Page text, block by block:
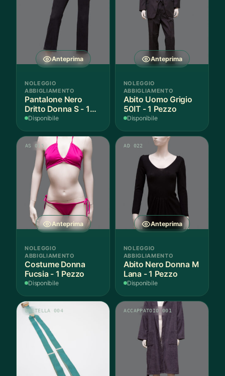
Anteprima
NOLEGGIO
ABBIGLIAMENTO
Pantalone Nero
Dritto Donna S - 1
Paio
Disponibile
Anteprima
NOLEGGIO
ABBIGLIAMENTO
Abito Uomo Grigio
50IT - 1 Pezzo
Disponibile
Anteprima
AS 015
NOLEGGIO
ABBIGLIAMENTO
Costume Donna
Fucsia - 1 Pezzo
Disponibile
Anteprima
AD 022
NOLEGGIO
ABBIGLIAMENTO
Abito Nero Donna M
Lana - 1 Pezzo
Disponibile
BRETELLA 004 ACCAPPATOIO 001